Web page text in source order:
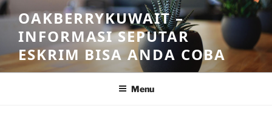
Skip
to
content
OAKBERRYKUWAIT –
INFORMASI SEPUTAR
ESKRIM BISA ANDA COBA
Menu